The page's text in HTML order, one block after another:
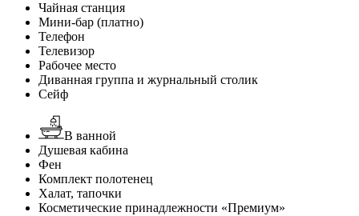
Чайная станция
Мини-бар (платно)
Телефон
Телевизор
Рабочее место
Диванная группа и журнальный столик
Сейф
В ванной
Душевая кабина
Фен
Комплект полотенец
Халат, тапочки
Косметические принадлежности «Премиум»